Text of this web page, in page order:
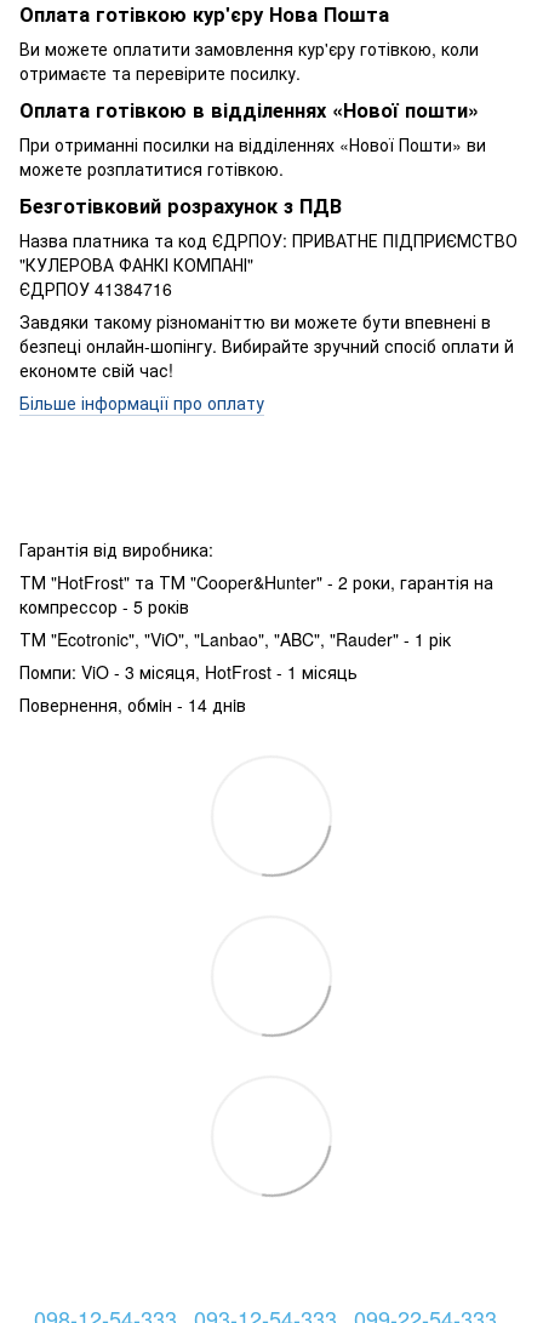
Оплата готівкою кур'єру Нова Пошта
Ви можете оплатити замовлення кур'єру готівкою, коли
отримаєте та перевірите посилку.
Оплата готівкою в відділеннях «Нової пошти»
При отриманні посилки на відділеннях «Нової Пошти» ви
можете розплатитися готівкою.
Безготівковий розрахунок з ПДВ
Назва платника та код ЄДРПОУ: ПРИВАТНЕ ПIДПРИЄМСТВО
"КУЛЕРОВА ФАНКІ КОМПАНІ"
ЄДРПОУ 41384716
Завдяки такому різноманіттю ви можете бути впевнені в
безпеці онлайн-шопінгу. Вибирайте зручний спосіб оплати й
економте свій час!
Більше інформації про оплату
Гарантія від виробника:
ТМ "HotFrost" та ТМ "Cooper&Hunter" - 2 роки, гарантія на
компрессор - 5 років
ТМ "Ecotronic", "ViO", "Lanbao", "ABC", "Rauder" - 1 рік
Помпи: ViO - 3 місяця, HotFrost - 1 місяць
Повернення, обмiн - 14 днiв